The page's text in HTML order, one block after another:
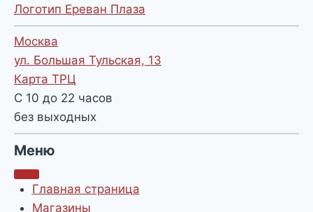
Логотип Ереван Плаза
Москва
ул. Большая Тульская, 13
Карта ТРЦ
С 10 до 22 часов
без выходных
Меню
Главная страница
Магазины